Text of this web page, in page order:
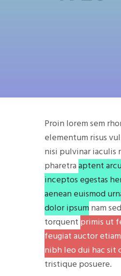
JOINT VENTURE
Proin lorem sem
elementum risus
nisi pulvinar iaculis
pharetraaptent
inceptos egestas
aenean euismod
dolor ipsumnam
torquent primis ut
feugiat auctor
nibh leo dui hac sit
tristique posuere.